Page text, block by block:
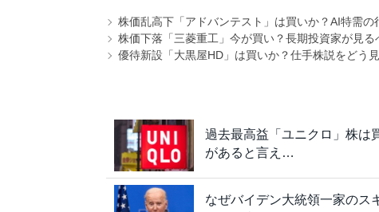
株価乱高下「アドバンテスト」は買いか？AI特需
株価下落「三菱重工」今が買い？長期投資家が見
優待新設「大黒屋HD」は買いか？仕手株説をどう
過去最高益「ユニクロ」株は
があると言え…
なぜバイデン大統領一家のス